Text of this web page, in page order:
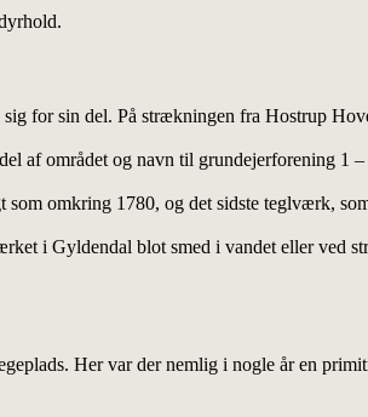
for sin del. På strækningen fra Hostrup
af området og navn til grundejerforening 1
omkring 1780, og det sidste teglværk,
i Gyldendal blot smed i vandet eller ved
Her var der nemlig i nogle år en